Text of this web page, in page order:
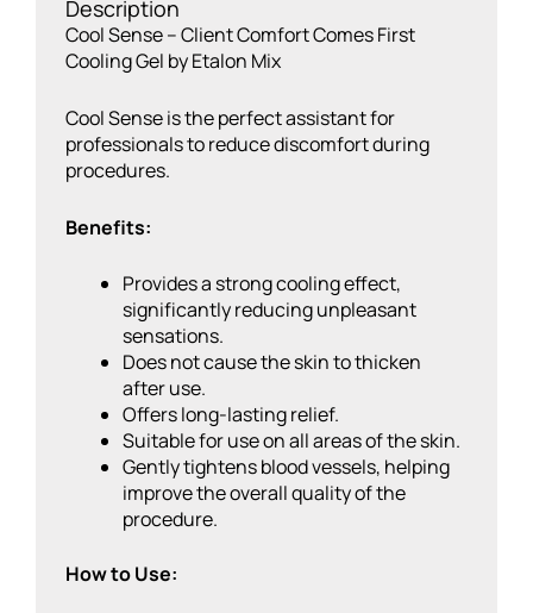
Description
Cool Sense – Client Comfort Comes First
Cooling Gel by Etalon Mix
Cool Sense is the perfect assistant for
professionals to reduce discomfort during
procedures.
Benefits:
Provides a strong cooling effect,
significantly reducing unpleasant
sensations.
Does not cause the skin to thicken
after use.
Offers long-lasting relief.
Suitable for use on all areas of the skin.
Gently tightens blood vessels, helping
improve the overall quality of the
procedure.
How to Use: